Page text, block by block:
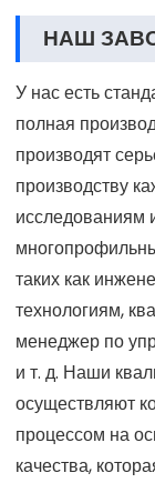
НАШ
У нас есть
полная
производят
производству
исследованиям
таких как
технологиям,
менеджер по
и т. д. Наши
осуществляют
процессом на
качества,